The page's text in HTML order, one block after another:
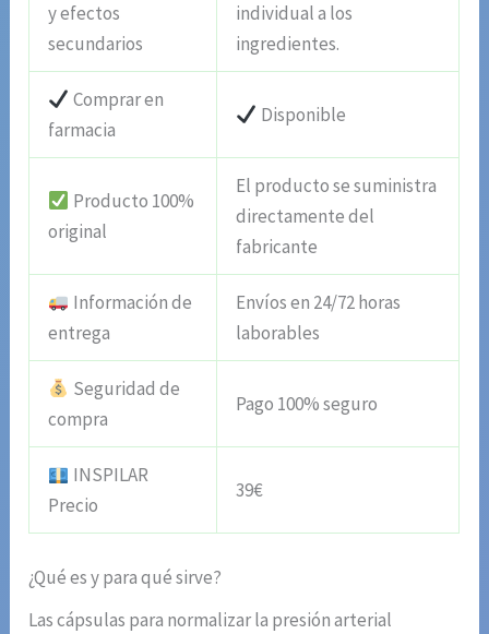
y efectos
secundarios
individual a los
ingredientes.
Comprar en
farmacia
Disponible
Producto 100%
original
El producto se suministra
directamente del
fabricante
Información de
entrega
Envíos en 24/72 horas
laborables
Seguridad de
compra
Pago 100% seguro
INSPILAR
Precio
39€
¿Qué es y para qué sirve?
Las cápsulas para normalizar la presión arterial